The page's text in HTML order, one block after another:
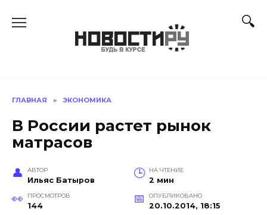
ГЛАВНАЯ » ЭКОНОМИКА
В России растет рынок
матрасов
АВТОР
Ильяс Батыров
НА ЧТЕНИЕ
2 мин
ПРОСМОТРОВ
144
ОПУБЛИКОВАНО
20.10.2014, 18:15